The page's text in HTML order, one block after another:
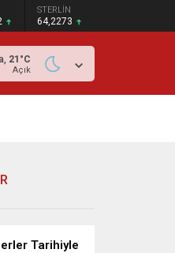
STERLİN
64,2273
21 °C
Açık
Tarihiyle